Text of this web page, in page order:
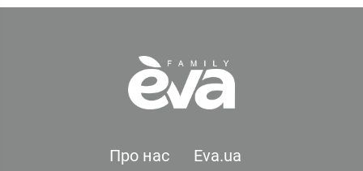
Про нас
Eva.ua